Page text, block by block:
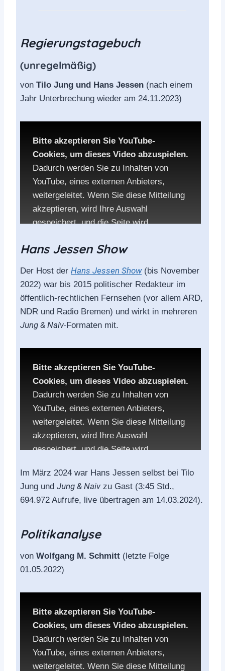
YouTube privacy policy
Accept YouTube Content
Regierungstagebuch
(unregelmäßig)
von Tilo Jung und Hans Jessen (nach einem
Jahr Unterbrechung wieder am 24.11.2023)
Bitte akzeptieren Sie YouTube-
Cookies, um dieses Video abzuspielen.
Dadurch werden Sie zu Inhalten von
YouTube, eines externen Anbieters,
weitergeleitet. Wenn Sie diese Mitteilung
akzeptieren, wird Ihre Auswahl
gespeichert, und die Seite wird
Die Datenschutzbestimmungen von
YouTube:
YouTube privacy policy
Hans Jessen Show
Der Host der Hans Jessen Show(bis November
2022) war bis 2015 politischer Redakteur im
öffentlich-rechtlichen Fernsehen (vor allem ARD,
NDR und Radio Bremen) und wirkt in mehreren
Jung & Naiv-Formaten mit.
Bitte akzeptieren Sie YouTube-
Cookies, um dieses Video abzuspielen.
Dadurch werden Sie zu Inhalten von
YouTube, eines externen Anbieters,
weitergeleitet. Wenn Sie diese Mitteilung
akzeptieren, wird Ihre Auswahl
gespeichert, und die Seite wird
Die Datenschutzbestimmungen von
YouTube:
YouTube privacy policy
Accept YouTube Content
Im März 2024 war Hans Jessen selbst bei Tilo
Jung und Jung & Naiv zu Gast (3:45 Std.,
694.972 Aufrufe, live übertragen am 14.03.2024).
Politikanalyse
von Wolfgang M. Schmitt (letzte Folge
01.05.2022)
Bitte akzeptieren Sie YouTube-
Cookies, um dieses Video abzuspielen.
Dadurch werden Sie zu Inhalten von
YouTube, eines externen Anbieters,
weitergeleitet. Wenn Sie diese Mitteilung